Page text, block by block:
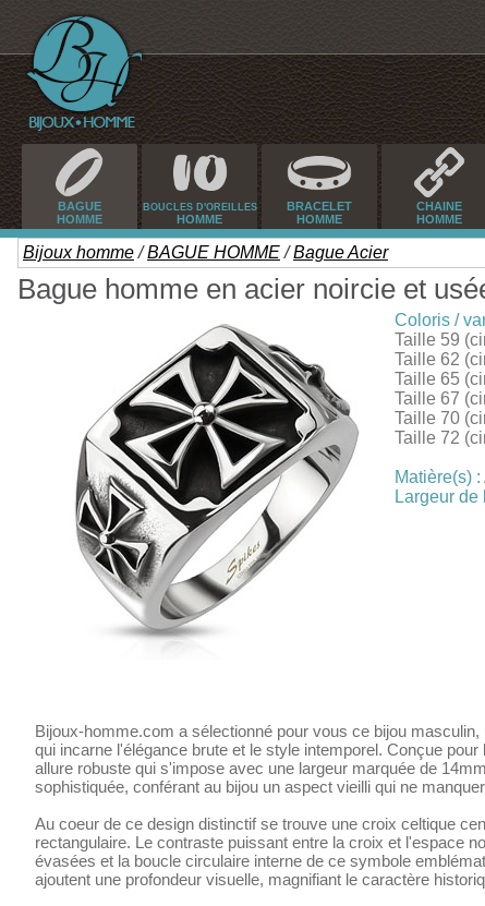
BAGUE
HOMME
BOUCLES D'OREILLES
HOMME
BRACELET
HOMME
CHAINE
HOMME
Bijoux homme/BAGUE HOMME/Bague Acier
Bague homme en acier noircie et
Coloris /
Taille 59
Taille 62
Taille 65
Taille 67
Taille 70
Taille 72
Matière(s) :
Largeur de
Bijoux-homme.com a sélectionné pour vous ce bijou
qui incarne l'élégance brute et le style intemporel. Conçue
allure robuste qui s'impose avec une largeur marquée de
sophistiquée, conférant au bijou un aspect vieilli qui ne
Au coeur de ce design distinctif se trouve une croix celtique
rectangulaire. Le contraste puissant entre la croix et l'espace
évasées et la boucle circulaire interne de ce symbole
ajoutent une profondeur visuelle, magnifiant le caractère